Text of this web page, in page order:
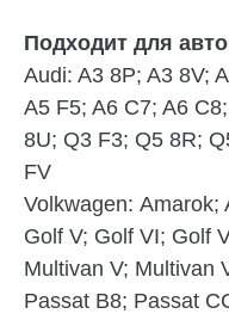
Подходит для
Audi: A3 8P; A3 8V;
A5 F5; A6 C7; A6
8U; Q3 F3; Q5 8R;
FV
Volkwagen: Amarok;
Golf V; Golf VI; Golf
Multivan V; Multivan
Passat B8; Passat